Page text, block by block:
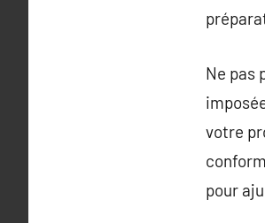
Ne pas
votre
pour